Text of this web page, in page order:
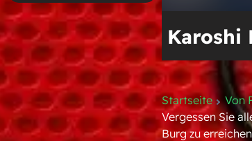
Karoshi
Startseite Von
Vergessen Sie
Burg zu